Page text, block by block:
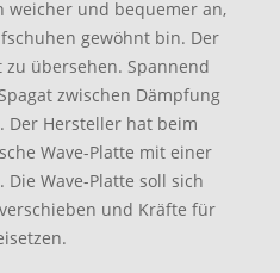
weicher und bequemer an,
gewöhnt bin. Der
übersehen. Spannend
zwischen Dämpfung
Der Hersteller hat beim
Wave-Platte mit einer
Wave-Platte soll sich
und Kräfte für